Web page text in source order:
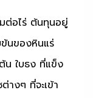
ต่อไร่ ต้นทุนอยู่
นของหินแร่
น ใบธง ที่แข็ง
างๆ ที่จะเข้า